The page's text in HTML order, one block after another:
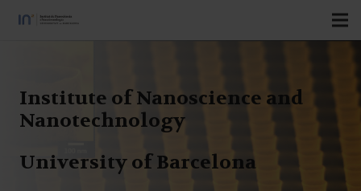
Institute of Nanoscience and
Nanotechnology
University of Barcelona